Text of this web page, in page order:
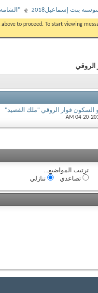
بنت إسماعيل2018
to proceed. To start viewing
الروقي
السكون فواز الروقي "ملك القصيد"
ترتيب المواضيع...
تصاعدي
تنازلي